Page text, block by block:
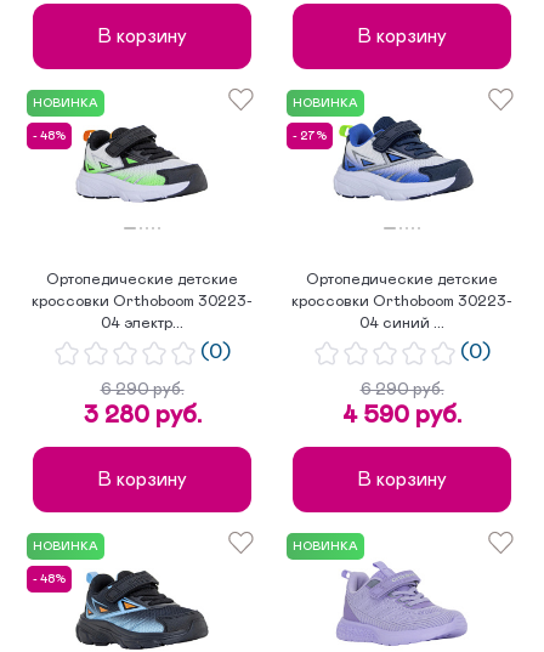
В корзину В корзину
НОВИНКА
- 48%
Ортопедические детские
кроссовки Orthoboom 30223-
04 электр...
(0)
6 290 руб.
3 280 руб.
В корзину
НОВИНКА
- 27%
Ортопедические детские
кроссовки Orthoboom 30223-
04 синий ...
(0)
6 290 руб.
4 590 руб.
В корзину
НОВИНКА
- 48%
НОВИНКА